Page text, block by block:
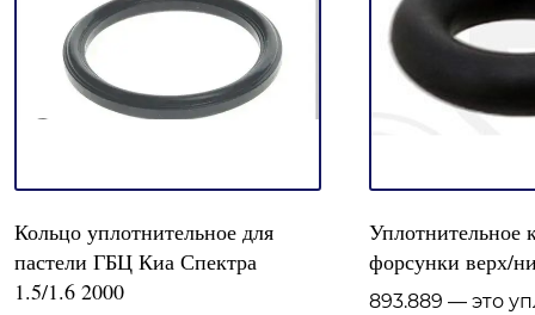
Кольцо уплотнительное для
пастели ГБЦ Киа Спектра
1.5/1.6 2000
Уплотнительное
форсунки верх/
893.889 — это